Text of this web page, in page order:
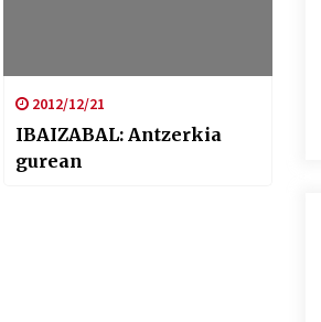
2012/12/21
IBAIZABAL: Antzerkia
gurean